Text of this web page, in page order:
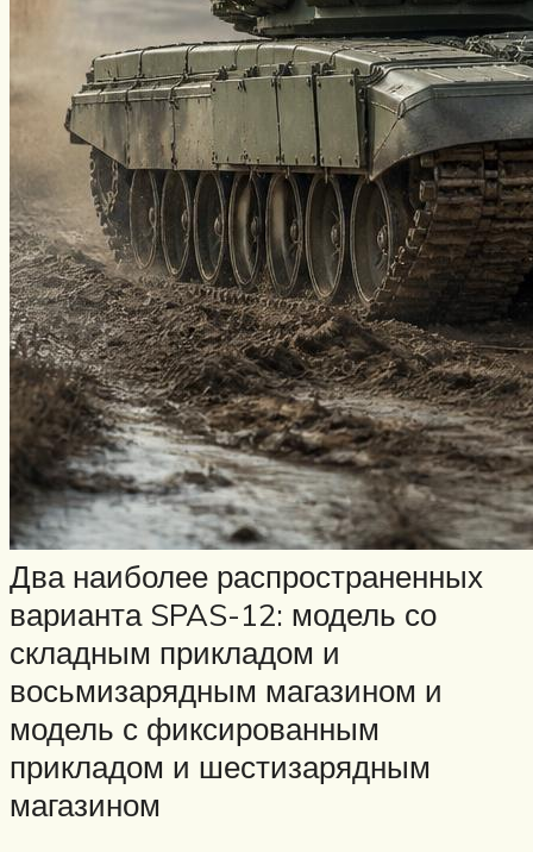
Два наиболее распространенных
варианта SPAS-12: модель со
складным прикладом и
восьмизарядным магазином и
модель с фиксированным
прикладом и шестизарядным
магазином